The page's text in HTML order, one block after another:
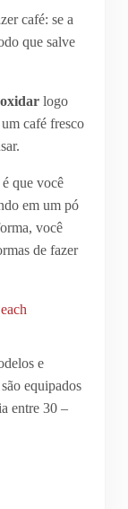
café: se a
que salve
logo
café fresco
que você
em um pó
você
de fazer
e
equipados
entre 30 –